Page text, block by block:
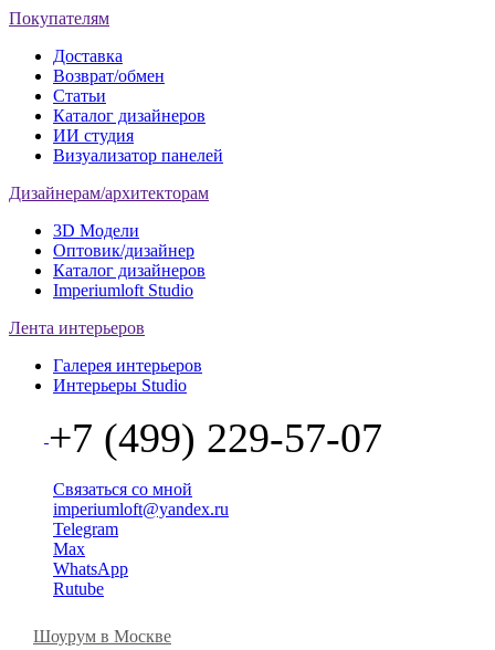
Покупателям
Доставка
Возврат/обмен
Статьи
Каталог дизайнеров
ИИ студия
Визуализатор панелей
Дизайнерам/архитекторам
3D Модели
Оптовик/дизайнер
Каталог дизайнеров
Imperiumloft Studio
Лента интерьеров
Галерея интерьеров
Интерьеры Studio
+7 (499) 229-57-07
Связаться со мной
imperiumloft@yandex.ru
Telegram
Max
WhatsApp
Rutube
Шоурум в Москве